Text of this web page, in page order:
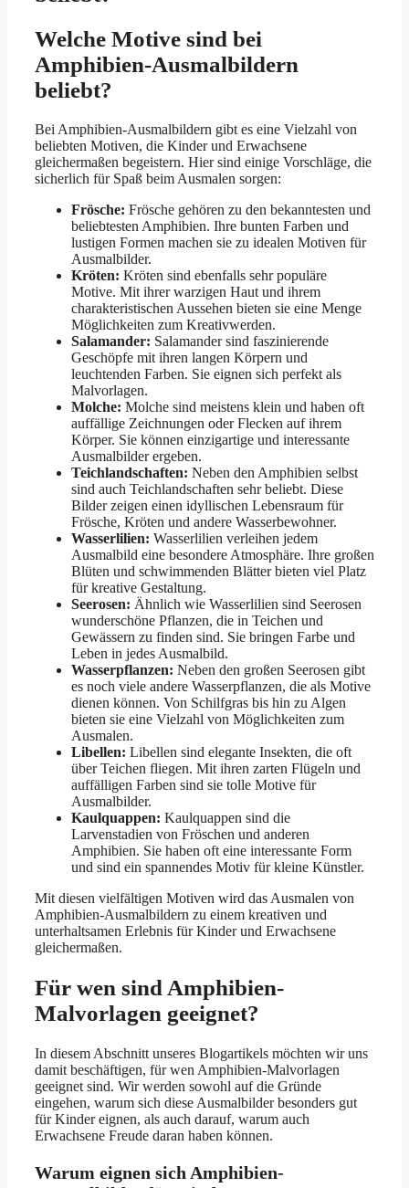
Welche Motive sind bei
Amphibien-Ausmalbildern
beliebt?
Bei Amphibien-Ausmalbildern gibt es eine Vielzahl von
beliebten Motiven, die Kinder und Erwachsene
gleichermaßen begeistern. Hier sind einige Vorschläge, die
sicherlich für Spaß beim Ausmalen sorgen:
Frösche: Frösche gehören zu den bekanntesten und
beliebtesten Amphibien. Ihre bunten Farben und
lustigen Formen machen sie zu idealen Motiven für
Ausmalbilder.
Kröten: Kröten sind ebenfalls sehr populäre
Motive. Mit ihrer warzigen Haut und ihrem
charakteristischen Aussehen bieten sie eine Menge
Möglichkeiten zum Kreativwerden.
Salamander: Salamander sind faszinierende
Geschöpfe mit ihren langen Körpern und
leuchtenden Farben. Sie eignen sich perfekt als
Malvorlagen.
Molche: Molche sind meistens klein und haben oft
auffällige Zeichnungen oder Flecken auf ihrem
Körper. Sie können einzigartige und interessante
Ausmalbilder ergeben.
Teichlandschaften: Neben den Amphibien selbst
sind auch Teichlandschaften sehr beliebt. Diese
Bilder zeigen einen idyllischen Lebensraum für
Frösche, Kröten und andere Wasserbewohner.
Wasserlilien: Wasserlilien verleihen jedem
Ausmalbild eine besondere Atmosphäre. Ihre großen
Blüten und schwimmenden Blätter bieten viel Platz
für kreative Gestaltung.
Seerosen: Ähnlich wie Wasserlilien sind Seerosen
wunderschöne Pflanzen, die in Teichen und
Gewässern zu finden sind. Sie bringen Farbe und
Leben in jedes Ausmalbild.
Wasserpflanzen: Neben den großen Seerosen gibt
es noch viele andere Wasserpflanzen, die als Motive
dienen können. Von Schilfgras bis hin zu Algen
bieten sie eine Vielzahl von Möglichkeiten zum
Ausmalen.
Libellen: Libellen sind elegante Insekten, die oft
über Teichen fliegen. Mit ihren zarten Flügeln und
auffälligen Farben sind sie tolle Motive für
Ausmalbilder.
Kaulquappen: Kaulquappen sind die
Larvenstadien von Fröschen und anderen
Amphibien. Sie haben oft eine interessante Form
und sind ein spannendes Motiv für kleine Künstler.
Mit diesen vielfältigen Motiven wird das Ausmalen von
Amphibien-Ausmalbildern zu einem kreativen und
unterhaltsamen Erlebnis für Kinder und Erwachsene
gleichermaßen.
Für wen sind Amphibien-
Malvorlagen geeignet?
In diesem Abschnitt unseres Blogartikels möchten wir uns
damit beschäftigen, für wen Amphibien-Malvorlagen
geeignet sind. Wir werden sowohl auf die Gründe
eingehen, warum sich diese Ausmalbilder besonders gut
für Kinder eignen, als auch darauf, warum auch
Erwachsene Freude daran haben können.
Warum eignen sich Amphibien-